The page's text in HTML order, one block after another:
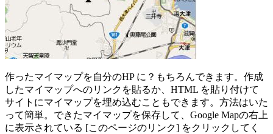
作ったマイマップを自分のHP に？もちろんできます。作成
したマイマップへのリンクを貼るか、HTML を貼り付けて
サイトにマイマップを埋め込むこともできます。方法はいた
って簡単。できたマイマップを保存して、Google Mapの右上
に表示されている [このページのリンク] をクリックしてく